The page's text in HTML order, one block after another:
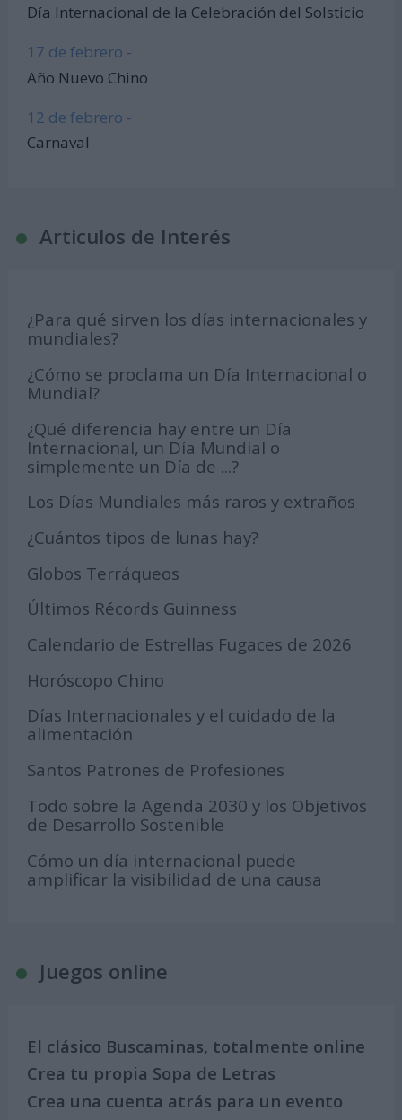
Día Internacional de la Celebración del Solsticio
17 de febrero -
Año Nuevo Chino
12 de febrero -
Carnaval
Articulos de Interés
¿Para qué sirven los días internacionales y
mundiales?
¿Cómo se proclama un Día Internacional o
Mundial?
¿Qué diferencia hay entre un Día
Internacional, un Día Mundial o
simplemente un Día de ...?
Los Días Mundiales más raros y extraños
¿Cuántos tipos de lunas hay?
Globos Terráqueos
Últimos Récords Guinness
Calendario de Estrellas Fugaces de 2026
Horóscopo Chino
Días Internacionales y el cuidado de la
alimentación
Santos Patrones de Profesiones
Todo sobre la Agenda 2030 y los Objetivos
de Desarrollo Sostenible
Cómo un día internacional puede
amplificar la visibilidad de una causa
Juegos online
El clásico Buscaminas, totalmente online
Crea tu propia Sopa de Letras
Crea una cuenta atrás para un evento